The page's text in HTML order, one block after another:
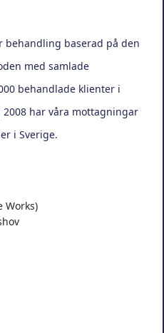
behandling baserad på den
med samlade
behandlade klienter i
har våra mottagningar
i Sverige.
Works)